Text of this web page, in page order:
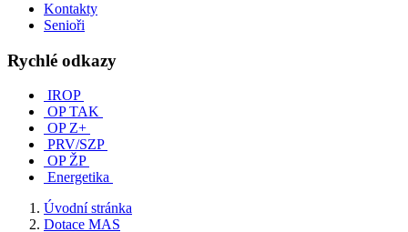
Kontakty
Senioři
Rychlé odkazy
IROP
OP TAK
OP Z+
PRV/SZP
OP ŽP
Energetika
Úvodní stránka
Dotace MAS